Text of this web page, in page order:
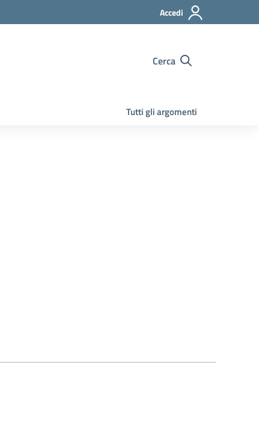
Accedi
Cerca
Tutti gli argomenti